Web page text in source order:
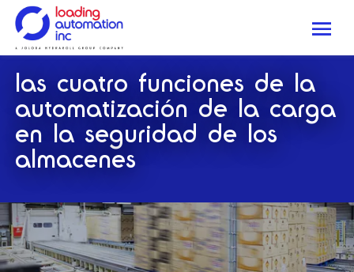
Loading
Automation
Inc
las cuatro funciones de la
automatización de la carga
en la seguridad de los
almacenes